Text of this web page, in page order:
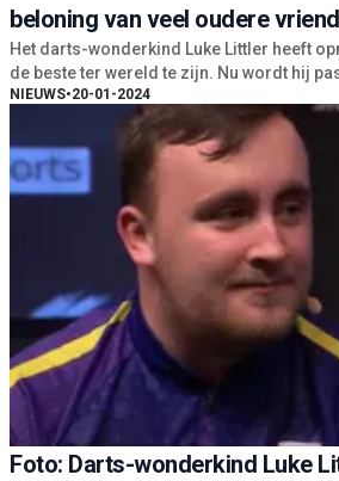
beloning van veel oudere
Het darts-wonderkind Luke Littler heeft
de beste ter wereld te zijn. Nu wordt hij
NIEUWS•20-01-2024
Foto: Darts-wonderkind Luke